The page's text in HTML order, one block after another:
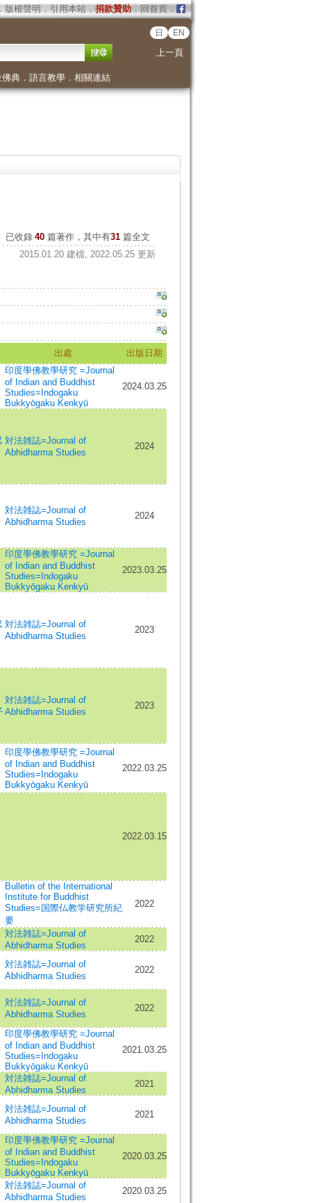
版權聲明 ． 引用本站． 捐款贊助．回首頁．
日 EN
上一頁
佛典． 語言教學． 相關連結
已收錄 40 篇著作，其中有31篇全文
2015.01.20 建檔, 2022.05.25 更新
出處 出版日期
印度學佛教學研究 =Journal
of Indian and Buddhist
Studies=Indogaku
Bukkyōgaku Kenkyū
2024.03.25
対法雑誌=Journal of
Abhidharma Studies
2024
対法雑誌=Journal of
Abhidharma Studies
2024
印度學佛教學研究 =Journal
of Indian and Buddhist
Studies=Indogaku
Bukkyōgaku Kenkyū
2023.03.25
対法雑誌=Journal of
Abhidharma Studies
2023
対法雑誌=Journal of
Abhidharma Studies
2023
印度學佛教學研究 =Journal
of Indian and Buddhist
Studies=Indogaku
Bukkyōgaku Kenkyū
2022.03.25
2022.03.15
Bulletin of the International
Institute for Buddhist
Studies=国際仏教学研究所紀
要
2022
対法雑誌=Journal of
Abhidharma Studies
2022
対法雑誌=Journal of
Abhidharma Studies
2022
対法雑誌=Journal of
Abhidharma Studies
2022
印度學佛教學研究 =Journal
of Indian and Buddhist
Studies=Indogaku
Bukkyōgaku Kenkyū
2021.03.25
対法雑誌=Journal of
Abhidharma Studies
2021
対法雑誌=Journal of
Abhidharma Studies
2021
印度學佛教學研究 =Journal
of Indian and Buddhist
Studies=Indogaku
Bukkyōgaku Kenkyū
2020.03.25
対法雑誌=Journal of
Abhidharma Studies
2020.03.25